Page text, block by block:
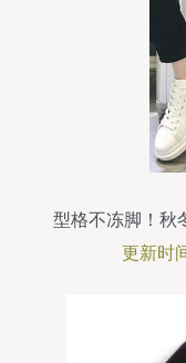
型格不冻脚！秋
服
更新时